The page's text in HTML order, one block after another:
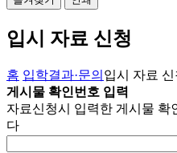
입시 자료 신청
홈 입학결과·문의 입시 자료 신
게시물 확인번호 입력
자료신청시 입력한 게시물 확
다